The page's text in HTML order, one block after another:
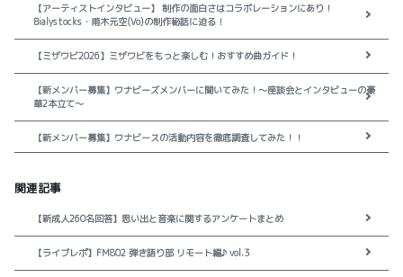
【アーティストインタビュー】 制作の面白さはコラボレーションにあり！
Bialystocks・甫木元空(Vo)の制作秘話に迫る！
【ミザワビ2026】ミザワビをもっと楽しむ！おすすめ曲ガイド！
【新メンバー募集】ワナビーズメンバーに聞いてみた！～座談会とインタビューの豪
華2本立て～
【新メンバー募集】ワナビースの活動内容を徹底調査してみた！！
関連記事
【新成人260名回答】思い出と音楽に関するアンケートまとめ
【ライブレポ】FM802 弾き語り部 リモート編♪ vol.3